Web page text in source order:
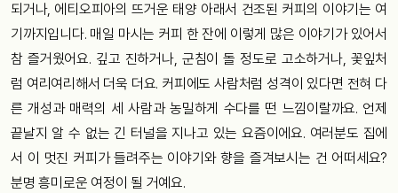
되거나, 에티오피아의 뜨거운 태양 아래서 건조된 커피의 이야기는 여
기까지입니다. 매일 마시는 커피 한 잔에 이렇게 많은 이야기가 있어서
참 즐거웠어요. 깊고 진하거나, 군침이 돌 정도로 고소하거나, 꽃잎처
럼 여리여리해서 더욱 더요. 커피에도 사람처럼 성격이 있다면 전혀 다
른 개성과 매력의 세 사람과 농밀하게 수다를 떤 느낌이랄까요. 언제
끝날지 알 수 없는 긴 터널을 지나고 있는 요즘이에요. 여러분도 집에
서 이 멋진 커피가 들려주는 이야기와 향을 즐겨보시는 건 어떠세요?
분명 흥미로운 여정이 될 거예요.